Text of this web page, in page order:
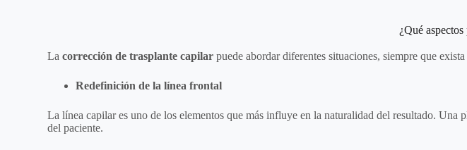
¿Qué
Lacorrección de trasplante capilar puede abordar diferentes situaciones, siempre que
Redefinición de la línea frontal
La línea capilar es uno de los elementos que más influye en la naturalidad del resultado.
del paciente.